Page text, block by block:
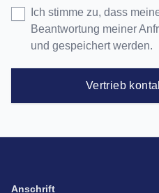
Ich stimme zu, dass
Beantwortung meiner
und gespeichert werden.
Vertrieb
Anschrift